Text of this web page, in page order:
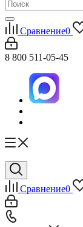
Сравнение0
8 800 511-05-45
Сравнение0